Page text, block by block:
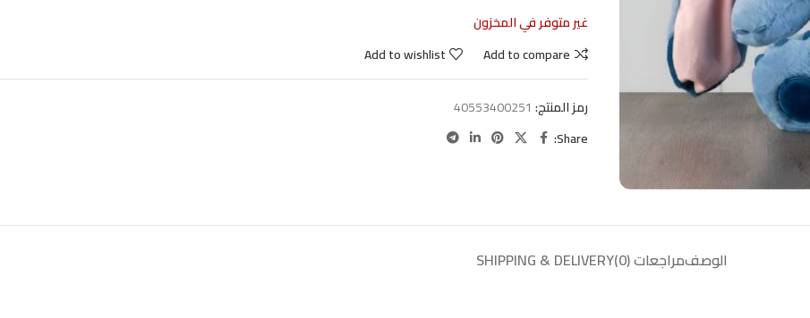
غير متوفر في المخزون
Add to compare
Add to wishlist
رمز المنتج: 40553400251
Share:
الوصفمراجعات (0) SHIPPING & DELIVERY